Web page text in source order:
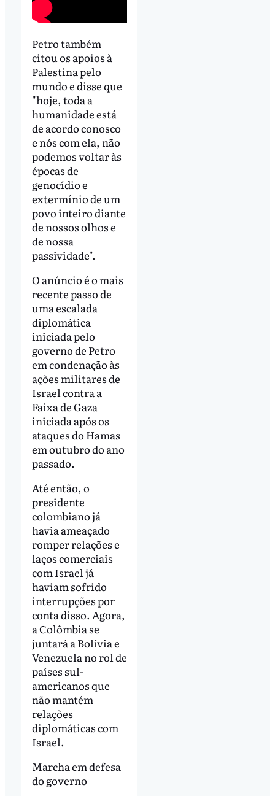
Petro também
citou os apoios à
Palestina pelo
mundo e disse que
"hoje, toda a
humanidade está
de acordo conosco
e nós com ela, não
podemos voltar às
épocas de
genocídio e
extermínio de um
povo inteiro diante
de nossos olhos e
de nossa
passividade".
O anúncio é o mais
recente passo de
uma escalada
diplomática
iniciada pelo
governo de Petro
em condenação às
ações militares de
Israel contra a
Faixa de Gaza
iniciada após os
ataques do Hamas
em outubro do ano
passado.
Até então, o
presidente
colombiano já
havia ameaçado
romper relações e
laços comerciais
com Israel já
haviam sofrido
interrupções por
conta disso. Agora,
a Colômbia se
juntará a Bolívia e
Venezuela no rol de
países sul-
americanos que
não mantém
relações
diplomáticas com
Israel.
Marcha em defesa
do governo